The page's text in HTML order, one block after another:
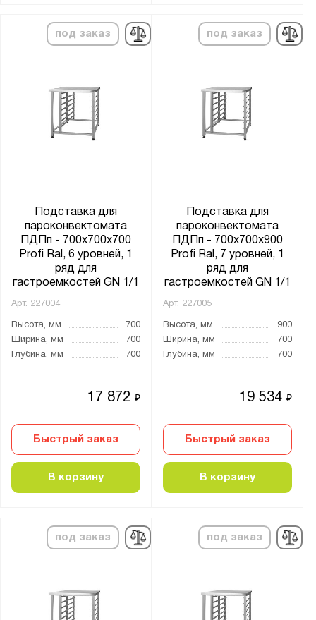
под заказ
Подставка для
пароконвектомата
ПДПп - 700x700x700
Profi Ral, 6 уровней, 1
ряд для
гастроемкостей GN 1/1
Арт. 227004
Высота, мм
700
Ширина, мм
700
Глубина, мм
700
17 872₽
Быстрый заказ
В корзину
под заказ
Подставка для
пароконвектомата
ПДПп - 700x700x900
Profi Ral, 7 уровней, 1
ряд для
гастроемкостей GN 1/1
Арт. 227005
Высота, мм
900
Ширина, мм
700
Глубина, мм
700
19 534₽
Быстрый заказ
В корзину
под заказ под заказ